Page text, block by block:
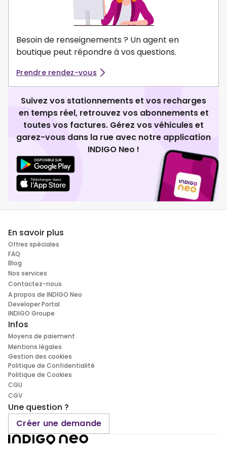
Besoin de renseignements ? Un agent en
boutique peut répondre à vos questions.
Prendre rendez-vous
Suivez vos stationnements et vos recharges
en temps réel, retrouvez vos abonnements et
toutes vos factures. Gérez vos véhicules et
garez-vous dans la rue avec notre application
INDIGO Neo !
En savoir plus
Offres spéciales
FAQ
Blog
Nos services
Contactez-nous
A propos de INDIGO Neo
Developer Portal
INDIGO Groupe
Infos
Moyens de paiement
Mentions légales
Gestion des cookies
Politique de Confidentialité
Politique de Cookies
CGU
CGV
Une question ?
Créer une demande